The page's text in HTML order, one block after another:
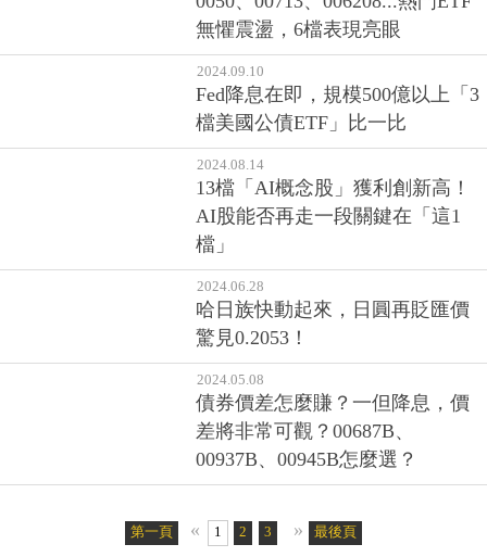
無懼震盪，6檔表現亮眼
2024.09.10
Fed降息在即，規模500億以上「3
檔美國公債ETF」比一比
2024.08.14
13檔「AI概念股」獲利創新高！
AI股能否再走一段關鍵在「這1
檔」
2024.06.28
哈日族快動起來，日圓再貶匯價
驚見0.2053！
2024.05.08
債券價差怎麼賺？一但降息，價
差將非常可觀？00687B、
00937B、00945B怎麼選？
第一頁 « 1 2 3 4 5 6
» 最後頁